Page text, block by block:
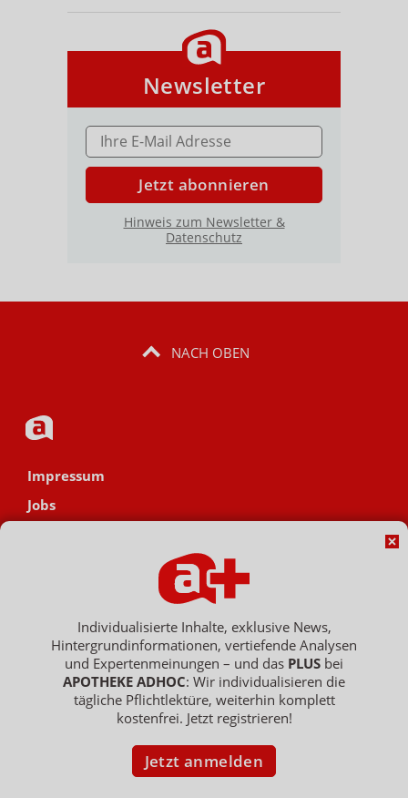
Newsletter
E-MAIL ADRESSE
Jetzt abonnieren
Hinweis zum Newsletter &
Datenschutz
NACH OBEN
Impressum
Jobs
Hinweisgebersystem
Vertrag widerrufen
Copyright © 2007 - 2026 , APOTHEKE ADHOC ist ein Dienst der ELPATO
Geschäftsführer: Patrick Hollstein, Thomas Bellartz / Amtsgericht Berlin
Charlottenburg / HRB 204 379 B
Individualisierte Inhalte, exklusive News,
Hintergrundinformationen, vertiefende Analysen
und Expertenmeinungen – und das PLUS bei
APOTHEKE ADHOC: Wir individualisieren die
tägliche Pflichtlektüre, weiterhin komplett
kostenfrei. Jetzt registrieren!
Jetzt anmelden